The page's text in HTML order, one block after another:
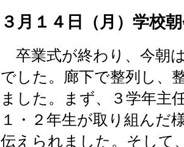
３月１４日（月）学校
卒業式が終わり、今朝
でした。廊下で整列し、
ました。まず、３学年主
１・２年生が取り組んだ
伝えられました。そして